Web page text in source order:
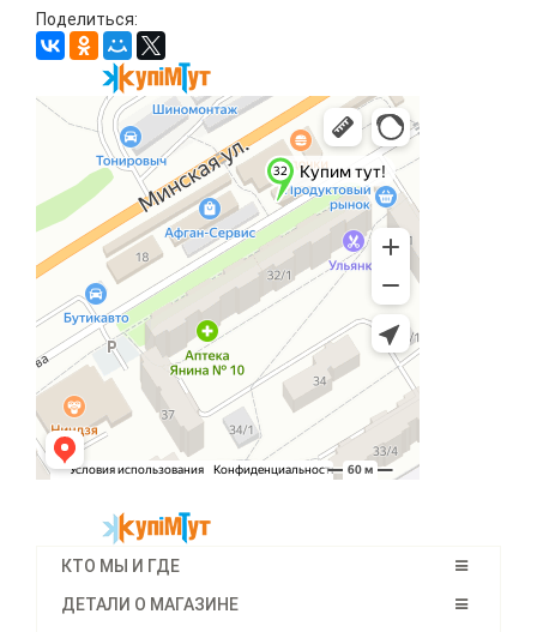
Поделиться:
КТО МЫ И ГДЕ
ДЕТАЛИ О МАГАЗИНЕ